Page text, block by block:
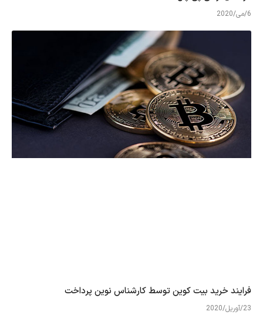
6/می/2020
فرایند خرید بیت کوین توسط کارشناس نوین پرداخت
23/آوریل/2020